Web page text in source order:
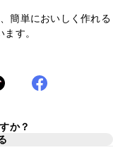
簡単においしく作れる
す。
か？